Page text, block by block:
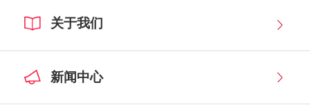
关于我们
新闻中心